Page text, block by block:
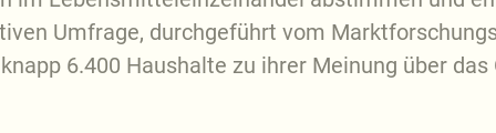
Umfrage, durchgeführt vom
6.400 Haushalte zu ihrer Meinung über